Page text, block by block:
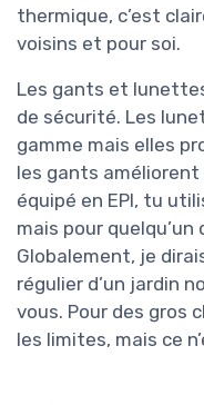
thermique, c’est
voisins et pour soi.
Les gants et
de sécurité. Les
gamme mais elles
les gants améliorent
équipé en EPI, tu
mais pour quelqu’un
Globalement, je
régulier d’un jardin
vous. Pour des gros
les limites, mais ce